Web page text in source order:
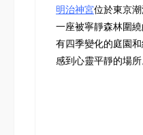
明治神宮位於東京
一座被寧靜森林圍
有四季變化的庭園
感到心靈平靜的場所